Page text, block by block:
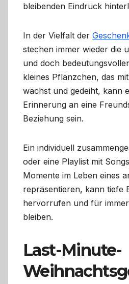
bleibenden Eindruck
In der Vielfalt der
stechen immer wieder die
und doch
kleines Pflänzchen, das
wächst und gedeiht, kann
Erinnerung an eine
Beziehung sein.
Ein individuell
oder eine Playlist mit
Momente im Leben eines
repräsentieren, kann tiefe
hervorrufen und für
bleiben.
Last-Minute-